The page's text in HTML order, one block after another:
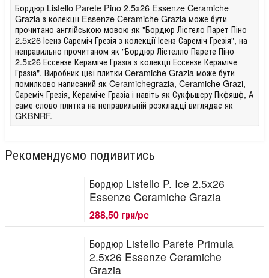
Бордюр Listello Parete Pino 2.5x26 Essenze Ceramiche
Grazia з колекції Essenze Ceramiche Grazia може бути
прочитано англійською мовою як "Бордюр Лістело Парет Піно
2.5x26 Ісенз Сареміч Грезія з колекції Ісенз Сареміч Грезія", на
неправильно прочитаном як "Бордюр Лістелло Парете Піно
2.5x26 Ессензе Кераміче Гразіа з колекції Ессензе Кераміче
Гразіа". Виробник цієї плитки Ceramiche Grazia може бути
помилково написаний як Ceramichegrazia, Ceramiche Grazi,
Сареміч Грезія, Кераміче Гразіа і навіть як Сукфьшсру Пкфяшф, А
саме слово плитка на неправильній розкладці виглядає як
GKBNRF.
Рекомендуємо подивитись
Бордюр Listello P. Ice 2.5x26
Essenze Ceramiche Grazia
288,50 грн/pc
Бордюр Listello Parete Primula
2.5x26 Essenze Ceramiche
Grazia